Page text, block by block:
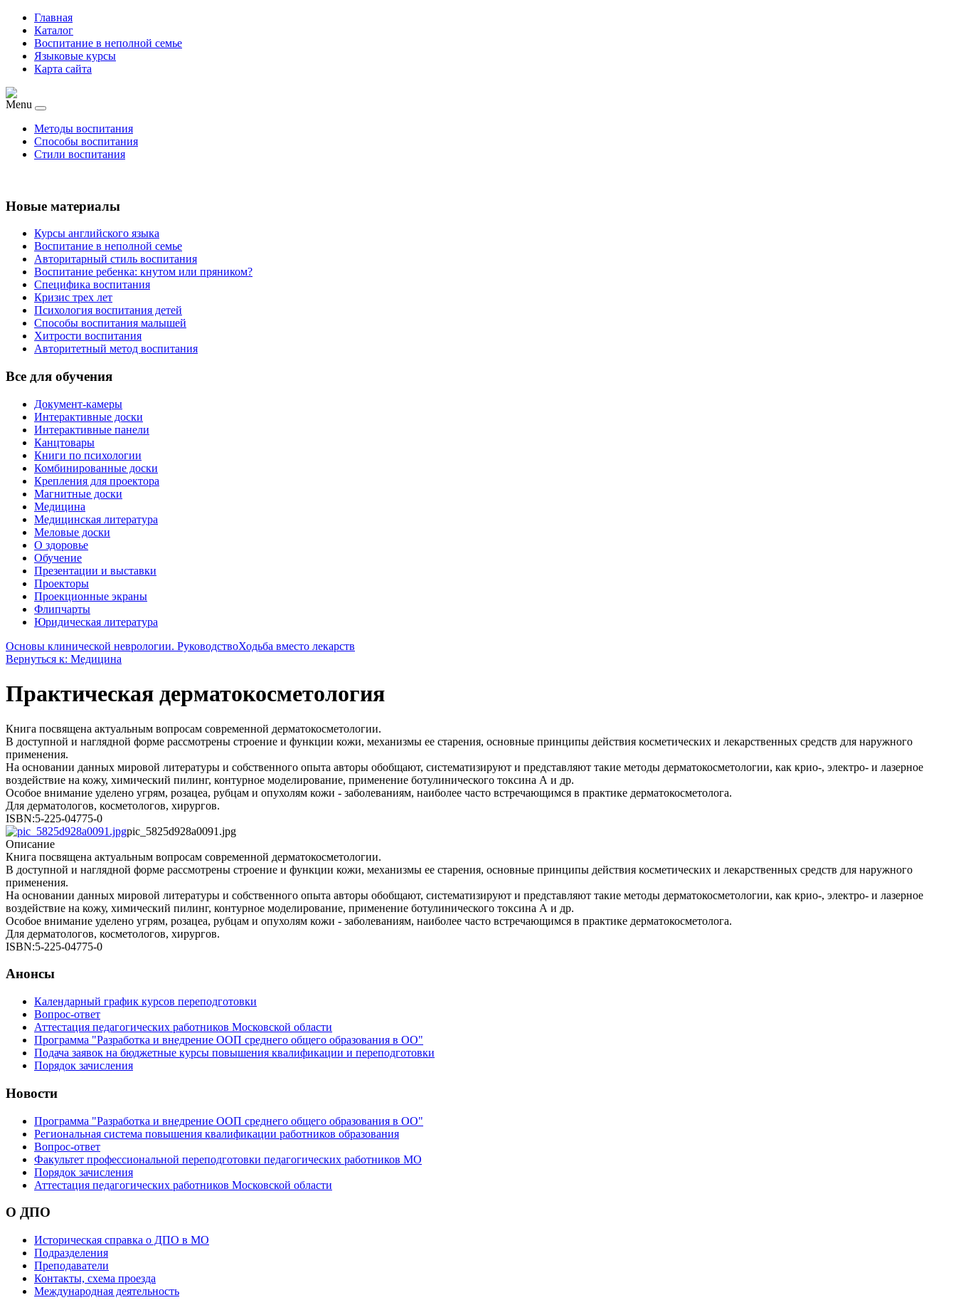
Главная
Каталог
Воспитание в неполной семье
Языковые курсы
Карта сайта
Menu
Методы воспитания
Способы воспитания
Стили воспитания
Новые материалы
Курсы английского языка
Воспитание в неполной семье
Авторитарный стиль воспитания
Воспитание ребенка: кнутом или пряником?
Специфика воспитания
Кризис трех лет
Психология воспитания детей
Способы воспитания малышей
Хитрости воспитания
Авторитетный метод воспитания
Все для обучения
Документ-камеры
Интерактивные доски
Интерактивные панели
Канцтовары
Книги по психологии
Комбинированные доски
Крепления для проектора
Магнитные доски
Медицина
Медицинская литература
Меловые доски
О здоровье
Обучение
Презентации и выставки
Проекторы
Проекционные экраны
Флипчарты
Юридическая литература
Основы клинической неврологии. РуководствоХодьба вместо лекарств
Вернуться к: Медицина
Практическая дерматокосметология
Книга посвящена актуальным вопросам современной дерматокосметологии.
В доступной и наглядной форме рассмотрены строение и функции кожи, механизмы ее старения, основные принципы действия косметических и лекарственных средств для наружного
применения.
На основании данных мировой литературы и собственного опыта авторы обобщают, систематизируют и представляют такие методы дерматокосметологии, как крио-, электро- и лазерное
воздействие на кожу, химический пилинг, контурное моделирование, применение ботулинического токсина А и др.
Особое внимание уделено угрям, розацеа, рубцам и опухолям кожи - заболеваниям, наиболее часто встречающимся в практике дерматокосметолога.
Для дерматологов, косметологов, хирургов.
ISBN:5-225-04775-0
pic_5825d928a0091.jpg
Описание
Книга посвящена актуальным вопросам современной дерматокосметологии.
В доступной и наглядной форме рассмотрены строение и функции кожи, механизмы ее старения, основные принципы действия косметических и лекарственных средств для наружного
применения.
На основании данных мировой литературы и собственного опыта авторы обобщают, систематизируют и представляют такие методы дерматокосметологии, как крио-, электро- и лазерное
воздействие на кожу, химический пилинг, контурное моделирование, применение ботулинического токсина А и др.
Особое внимание уделено угрям, розацеа, рубцам и опухолям кожи - заболеваниям, наиболее часто встречающимся в практике дерматокосметолога.
Для дерматологов, косметологов, хирургов.
ISBN:5-225-04775-0
Анонсы
Календарный график курсов переподготовки
Вопрос-ответ
Аттестация педагогических работников Московской области
Программа "Разработка и внедрение ООП среднего общего образования в ОО"
Подача заявок на бюджетные курсы повышения квалификации и переподготовки
Порядок зачисления
Новости
Программа "Разработка и внедрение ООП среднего общего образования в ОО"
Региональная система повышения квалификации работников образования
Вопрос-ответ
Факультет профессиональной переподготовки педагогических работников МО
Порядок зачисления
Аттестация педагогических работников Московской области
О ДПО
Историческая справка о ДПО в МО
Подразделения
Преподаватели
Контакты, схема проезда
Международная деятельность